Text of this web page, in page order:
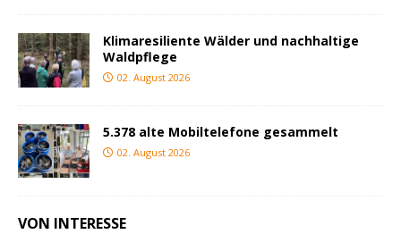
Klimaresiliente Wälder und nachhaltige
Waldpflege
02. August 2026
5.378 alte Mobiltelefone gesammelt
02. August 2026
VON INTERESSE